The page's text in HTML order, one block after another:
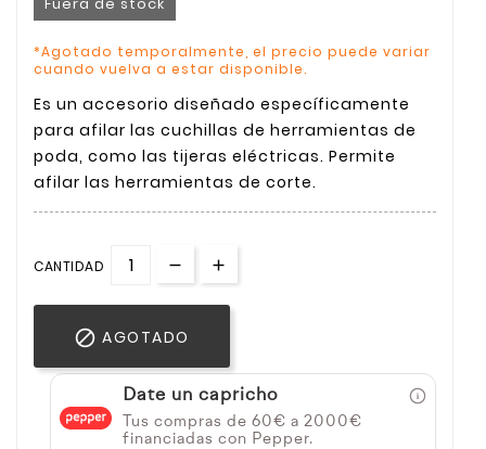
*Agotado temporalmente, el precio puede variar
cuando vuelva a estar disponible.
Es un accesorio diseñado específicamente
para afilar las cuchillas de herramientas de
poda, como las tijeras eléctricas. Permite
afilar las herramientas de corte.
CANTIDAD
 AGOTADO
Date un capricho
Tus compras de 60€ a 2000€
financiadas con Pepper.